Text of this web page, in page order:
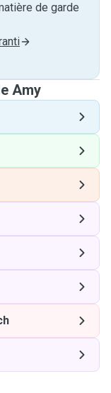
de garde
Amy